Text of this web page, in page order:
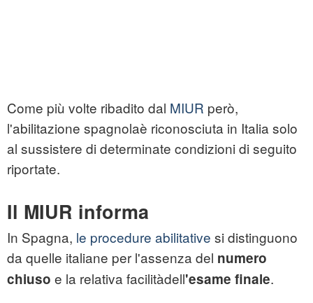
Come più volte ribadito dal MIUR però,
l'abilitazione spagnolaè riconosciuta in Italia solo
al sussistere di determinate condizioni di seguito
riportate.
Il MIUR informa
In Spagna, le procedure abilitative si distinguono
da quelle italiane per l'assenza del numero
chiuso e la relativa facilitàdell'esame finale.